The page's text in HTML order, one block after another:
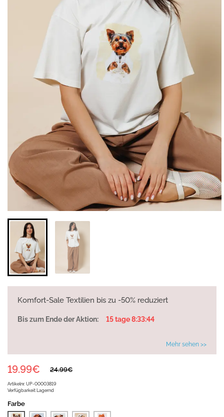
Komfort-Sale Textilien bis zu -50% reduziert
Bis zum Ende der Aktion: 15 tage 8:33:44
Mehr sehen >>
Artikelnr. UP-00003819
Verfügbarkeit Lagernd
24.99€
19.99€
Farbe